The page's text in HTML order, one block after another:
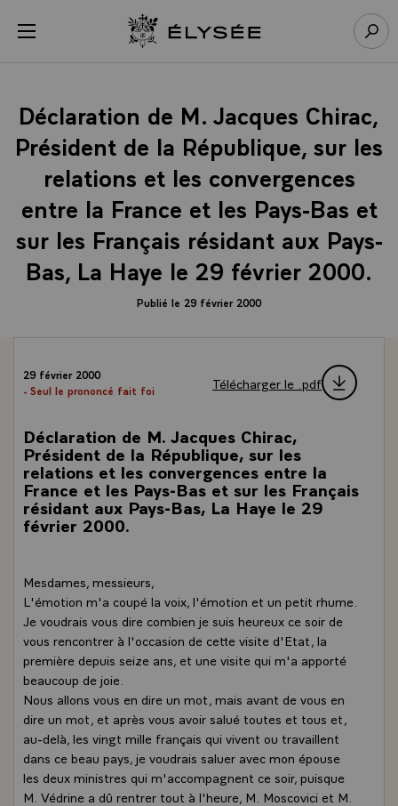
menu Retour à l’accueil Élysée
Déclaration de M. Jacques Chirac,
Président de la République, sur les
relations et les convergences
entre la France et les Pays-Bas et
sur les Français résidant aux Pays-
Bas, La Haye le 29 février 2000.
Publié le 29 février 2000
29 février 2000
- Seul le prononcé fait foi
Télécharger le .pdf
Déclaration de M. Jacques Chirac,
Président de la République, sur les
relations et les convergences entre la
France et les Pays-Bas et sur les Français
résidant aux Pays-Bas, La Haye le 29
février 2000.
Mesdames, messieurs,
L'émotion m'a coupé la voix, l'émotion et un petit rhume.
Je voudrais vous dire combien je suis heureux ce soir de
vous rencontrer à l'occasion de cette visite d'Etat, la
première depuis seize ans, et une visite qui m'a apporté
beaucoup de joie.
Nous allons vous en dire un mot, mais avant de vous en
dire un mot, et après vous avoir salué toutes et tous et,
au-delà, les vingt mille français qui vivent ou travaillent
dans ce beau pays, je voudrais saluer avec mon épouse
les deux ministres qui m'accompagnent ce soir, puisque
M. Védrine a dû rentrer tout à l'heure, M. Moscovici et M.
Panneau de gestion des cookies